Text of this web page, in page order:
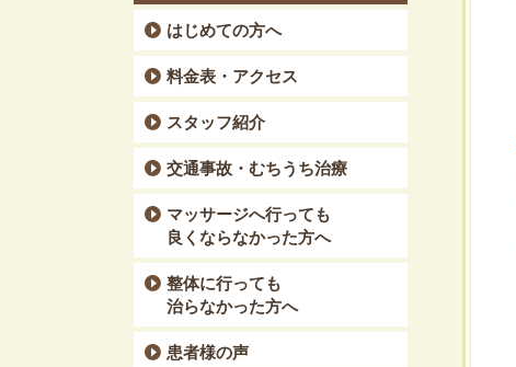
はじめての方へ
料金表・アクセス
スタッフ紹介
交通事故・むちうち治療
マッサージへ行っても
良くならなかった方へ
整体に行っても
治らなかった方へ
患者様の声